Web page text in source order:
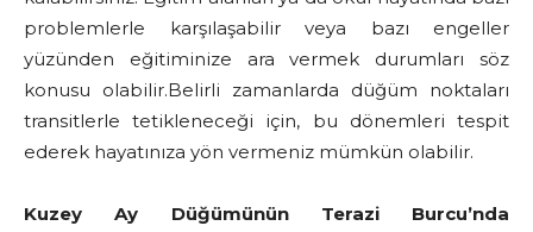
problemlerle karşılaşabilir veya bazı engeller
yüzünden eğitiminize ara vermek durumları söz
konusu olabilir.Belirli zamanlarda düğüm noktaları
transitlerle tetikleneceği için, bu dönemleri tespit
ederek hayatınıza yön vermeniz mümkün olabilir.
Kuzey Ay Düğümünün Terazi Burcu’nda